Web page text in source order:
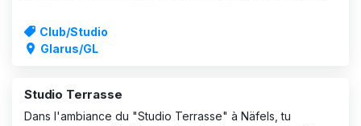
savoure le plai
Club/Studio
Glarus/GL
Studio Terrasse
Dans l'ambiance du "Studio Terrasse" à Näfels, tu